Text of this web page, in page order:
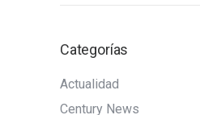
Categorías
Actualidad
Century News